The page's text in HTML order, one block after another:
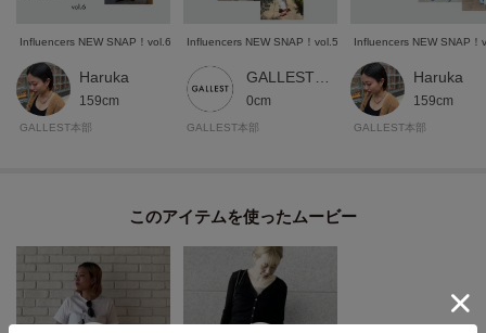
Influencers NEW SNAP！vol.6
Haruka
159cm
GALLEST本部
Influencers NEW SNAP！vol.5
GALLEST 本部スタッフ
0cm
GALLEST本部
Influencers NEW SNAP！
Haruka
159cm
GALLEST本部
このアイテムを使ったムービー